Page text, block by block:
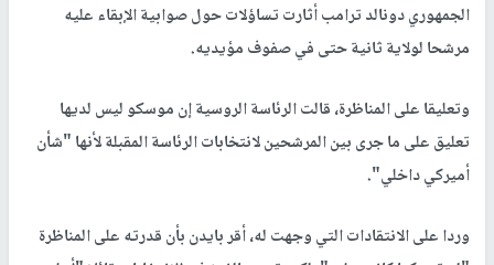
الجمهوري دونالد ترامب أثارت تساؤلات حول صوابية الإبقاء عليه
مرشحا لولاية ثانية حتى في صفوف مؤيديه.
وتعليقا على المناظرة، قالت الرئاسة الروسية إن موسكو ليس لديها
تعليق على ما جرى بين المرشحين لانتخابات الرئاسة المقبلة لأنها "شأن
أميركي داخلي".
وردا على الانتقادات التي وجهت له، أقر بايدن بأن قدرته على المناظرة